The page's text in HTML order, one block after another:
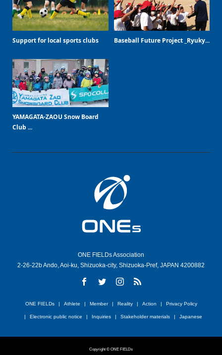
Support for local sports clubs Baseball Future Project _Ryuky...
YAMAGATA-ZAOU Snow Board
Club ...
ONE FIELDs Association
2-26-22b Ando, Aoi-ku, Shizuoka-city, Shizuoka-Pref, JAPAN 4200882
ONE FIELDs Athlete Member Reality Action Privacy Policy
Electronic public notice Inquiries Stakeholder materials Japanese
Copyright © ONE FIELDs